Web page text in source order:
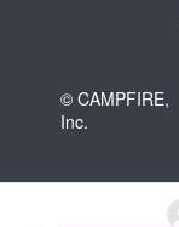
© CAMPFIRE,
Inc.